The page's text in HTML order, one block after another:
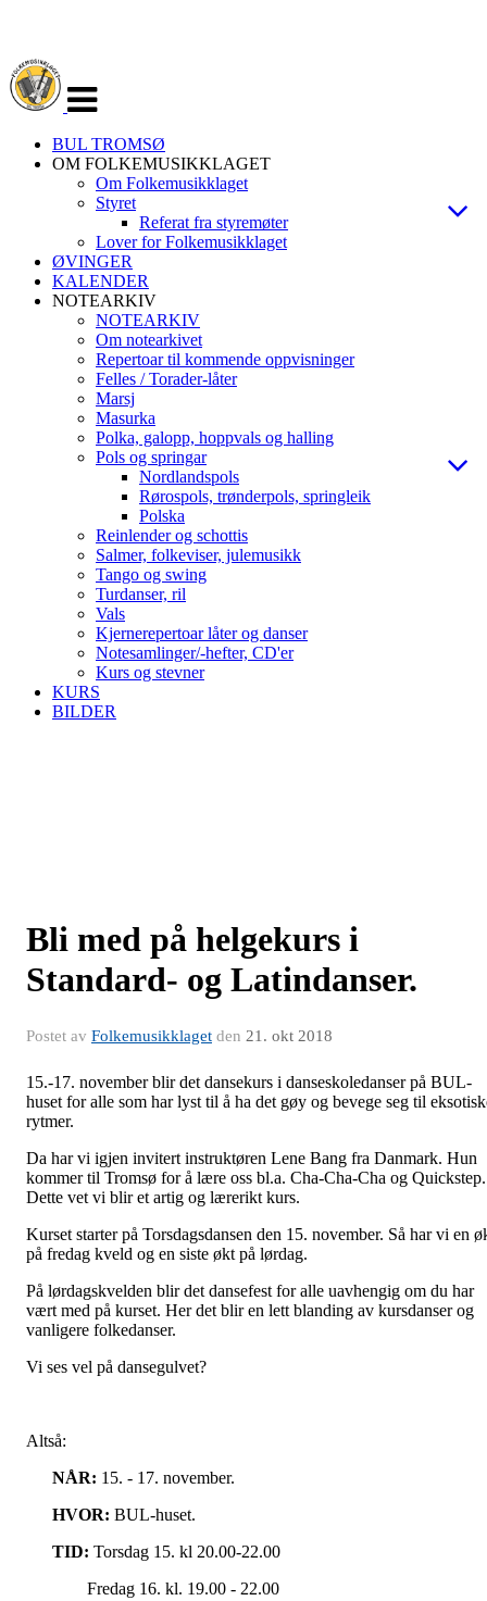
navigasjon
BUL TROMSØ
OM FOLKEMUSIKKLAGET
Om Folkemusikklaget
Styret
Referat fra styremøter
Lover for Folkemusikklaget
ØVINGER
KALENDER
NOTEARKIV
NOTEARKIV
Om notearkivet
Repertoar til kommende oppvisninger
Felles / Torader-låter
Marsj
Masurka
Polka, galopp, hoppvals og halling
Pols og springar
Nordlandspols
Rørospols, trønderpols, springleik
Polska
Reinlender og schottis
Salmer, folkeviser, julemusikk
Tango og swing
Turdanser, ril
Vals
Kjernerepertoar låter og danser
Notesamlinger/-hefter, CD'er
Kurs og stevner
KURS
BILDER
Bli med på helgekurs i
Standard- og Latindanser.
Postet av Folkemusikklaget den 21. okt 2018
15.-17. november blir det dansekurs i danseskoledanser på BUL-
huset for alle som har lyst til å ha det gøy og bevege seg til
rytmer.
Da har vi igjen invitert instruktøren Lene Bang fra Danmark. Hun
kommer til Tromsø for å lære oss bl.a. Cha-Cha-Cha og Quickstep.
Dette vet vi blir et artig og lærerikt kurs.
Kurset starter på Torsdagsdansen den 15. november. Så har vi en
på fredag kveld og en siste økt på lørdag.
På lørdagskvelden blir det dansefest for alle uavhengig om du har
vært med på kurset. Her det blir en lett blanding av kursdanser og
vanligere folkedanser.
Vi ses vel på dansegulvet?
Altså:
NÅR: 15. - 17. november.
HVOR: BUL-huset.
TID: Torsdag 15. kl 20.00-22.00
Fredag 16. kl. 19.00 - 22.00